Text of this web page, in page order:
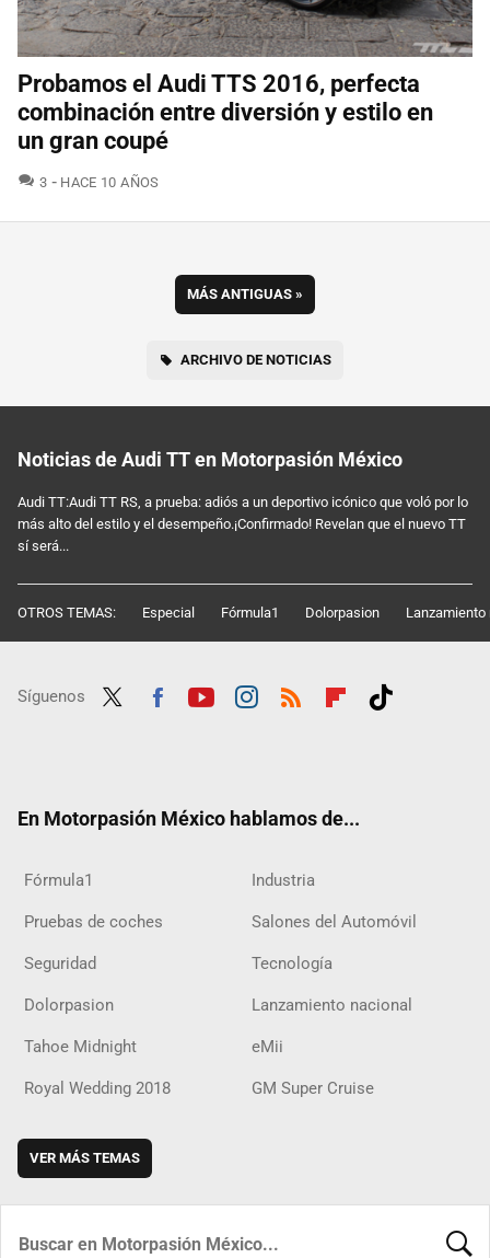
Probamos el Audi TTS 2016, perfecta
combinación entre diversión y estilo en
un gran coupé
3 COMENTARIOS
HACE 10 AÑOS
MÁS ANTIGUAS »
ARCHIVO DE NOTICIAS
Noticias de Audi TT en Motorpasión México
Audi TT:Audi TT RS, a prueba: adiós a un deportivo icónico que voló por lo
más alto del estilo y el desempeño.¡Confirmado! Revelan que el nuevo TT
sí será...
OTROS TEMAS: Especial Fórmula1 Dolorpasion Lanzamiento
Síguenos
En Motorpasión México hablamos de...
Fórmula1 Industria
Pruebas de coches Salones del Automóvil
Seguridad Tecnología
Dolorpasion Lanzamiento nacional
Tahoe Midnight eMii
Royal Wedding 2018 GM Super Cruise
VER MÁS TEMAS